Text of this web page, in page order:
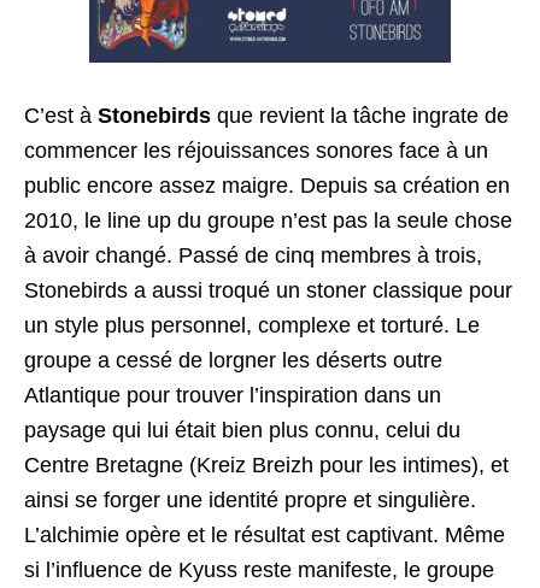
C’est à Stonebirds que revient la tâche ingrate de
commencer les réjouissances sonores face à un
public encore assez maigre. Depuis sa création en
2010, le line up du groupe n’est pas la seule chose
à avoir changé. Passé de cinq membres à trois,
Stonebirds a aussi troqué un stoner classique pour
un style plus personnel, complexe et torturé. Le
groupe a cessé de lorgner les déserts outre
Atlantique pour trouver l’inspiration dans un
paysage qui lui était bien plus connu, celui du
Centre Bretagne (Kreiz Breizh pour les intimes), et
ainsi se forger une identité propre et singulière.
L’alchimie opère et le résultat est captivant. Même
si l’influence de Kyuss reste manifeste, le groupe